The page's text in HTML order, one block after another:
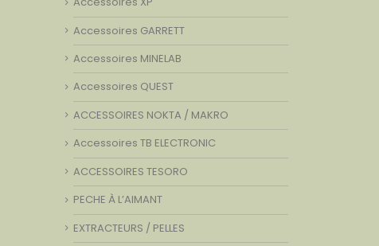
Accessoires GARRETT
Accessoires MINELAB
Accessoires QUEST
ACCESSOIRES NOKTA / MAKRO
Accessoires TB ELECTRONIC
ACCESSOIRES TESORO
PECHE À L’AIMANT
EXTRACTEURS / PELLES